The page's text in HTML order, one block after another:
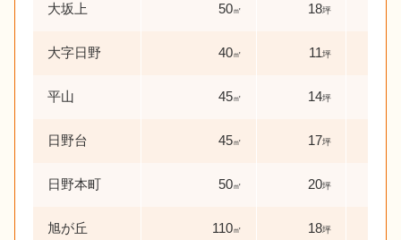
大坂上 50㎡ 18坪
大字日野 40㎡ 11坪
平山 45㎡ 14坪
日野台 45㎡ 17坪
日野本町 50㎡ 20坪
旭が丘 110㎡ 18坪